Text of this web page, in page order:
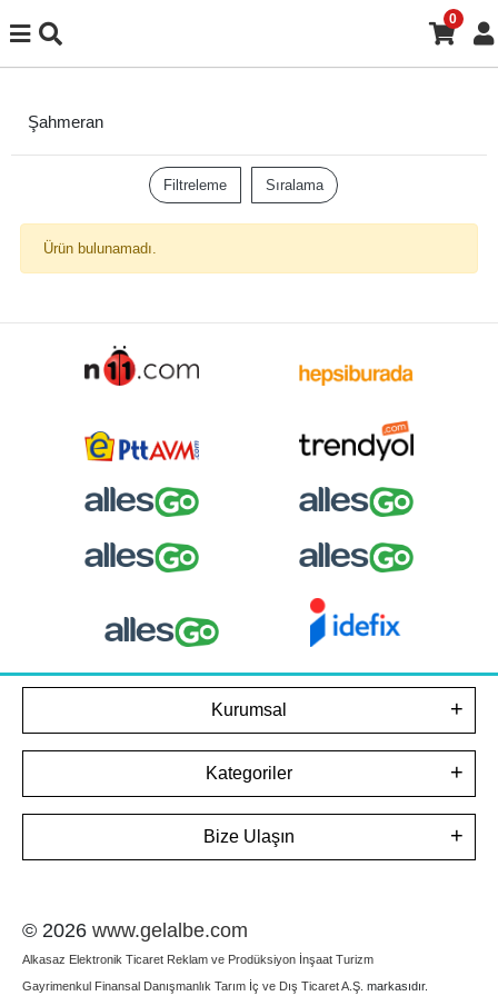
0
Şahmeran
Filtreleme Sıralama
Ürün bulunamadı.
Kurumsal
Kategoriler
Bize Ulaşın
© 2026 www.gelalbe.com
Alkasaz Elektronik Ticaret Reklam ve Prodüksiyon İnşaat Turizm
Gayrimenkul Finansal Danışmanlık Tarım İç ve Dış Ticaret A.Ş. markasıdır.